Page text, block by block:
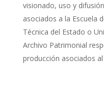
visionado, uso y
asociados a la Escuela
Técnica del Estado o
Archivo Patrimonial
producción asociados